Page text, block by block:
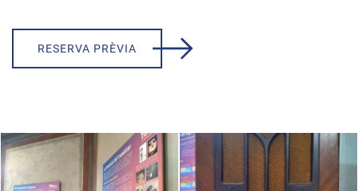
RESERVA PRÈVIA